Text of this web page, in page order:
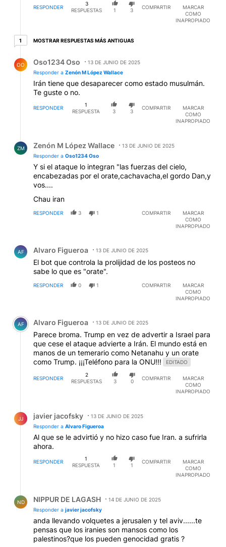
RESPONDER
3
RESPUESTAS
1 3
COMPARTIR
MARCAR
COMO
INAPROPIADO
11 respuesta más antiguas
MOSTRAR RESPUESTAS MÁS ANTIGUAS
OO Oso1234 Oso
13 DE JUNIO DE 2025
Responder a Zenón M López Wallace
Irán tiene que desaparecer como estado musulmán.
Te guste o no.
RESPONDER
1
RESPUESTA
3 3
COMPARTIR
MARCAR
COMO
INAPROPIADO
ZM Zenón M López Wallace
13 DE JUNIO DE 2025
Responder a Oso1234 Oso
Y si el ataque lo integran "las fuerzas del cielo,
encabezadas por el orate,cachavacha,el gordo Dan,y
vos....
Chau iran
RESPONDER 3 1 COMPARTIR
MARCAR
COMO
INAPROPIADO
AF Alvaro Figueroa 13 DE JUNIO DE 2025
El bot que controla la prolijidad de los posteos no
sabe lo que es "orate".
RESPONDER 0 1 COMPARTIR
MARCAR
COMO
INAPROPIADO
Comentario de Alvaro Figueroa.
AF Alvaro Figueroa 13 DE JUNIO DE 2025
Parece broma. Trump en vez de advertir a Israel para
que cese el ataque advierte a Irán. El mundo está en
manos de un temerario como Netanahu y un orate
como Trump. ¡¡¡Teléfono para la ONU!!!
EDITADO
RESPONDER
2
RESPUESTAS
3 0
COMPARTIR
MARCAR
COMO
INAPROPIADO
JJ javier jacofsky
13 DE JUNIO DE 2025
Responder a Alvaro Figueroa
Al que se le advirtió y no hizo caso fue Iran. a sufrirla
ahora.
RESPONDER
1
RESPUESTA
1 1
COMPARTIR
MARCAR
COMO
INAPROPIADO
ND NIPPUR DE LAGASH
14 DE JUNIO DE 2025
Responder a javier jacofsky
anda llevando volquetes a jerusalen y tel aviv......te
pensas que los iranies son mansos como los
palestinos?que los pueden genocidad gratis ?